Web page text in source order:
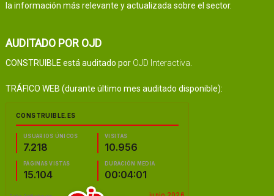
la información más relevante y actualizada sobre el sector.
AUDITADO POR OJD
CONSTRUIBLE está auditado por OJD Interactiva
TRÁFICO WEB (durante último mes auditado disponible):